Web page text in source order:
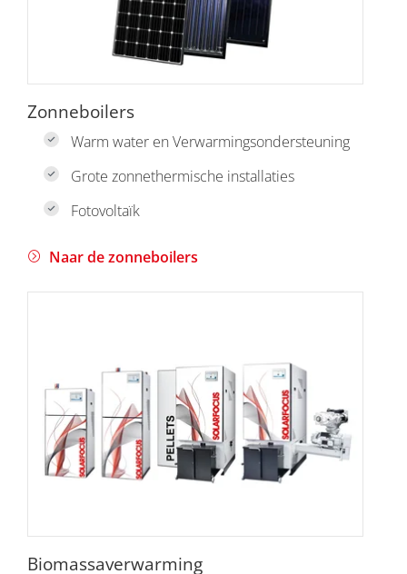
Zonneboilers
Warm water en Verwarmingsondersteuning
Grote zonnethermische installaties
Fotovoltaïk
Naar de zonneboilers
Biomassaverwarming